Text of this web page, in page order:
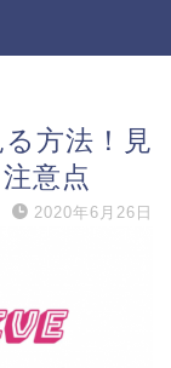
方法！見
意点
2020年6月26日